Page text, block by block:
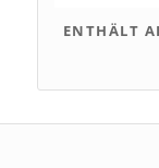
ENTHÄLT